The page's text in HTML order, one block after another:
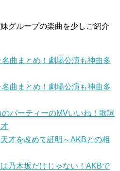
グループの楽曲を少しご紹介
曲まとめ！劇場公演も神曲多
曲まとめ！劇場公演も神曲多
のパーティーのMVいいね！歌詞
才を改めて証明～AKBとの相
乃木坂だけじゃない！AKBで